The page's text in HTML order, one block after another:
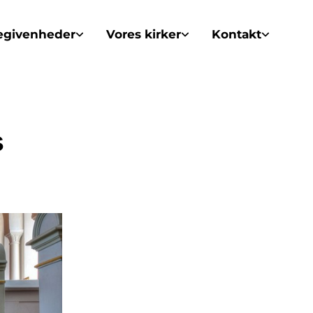
Vores kirker Kontakt